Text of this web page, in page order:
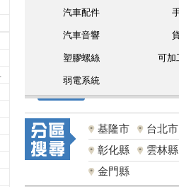
禮樂團
汽車配件
汽車音響
塑膠螺絲 可加
弱電系統
基隆市
台北市
彰化縣
雲林縣
金門縣